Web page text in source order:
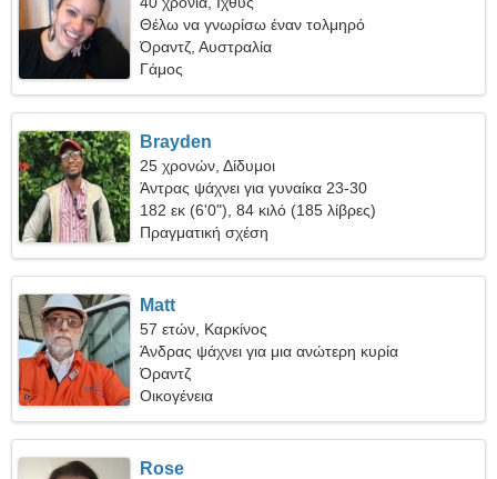
Θέλω να γνωρίσω έναν τολμηρό
Όραντζ, Αυστραλία
Γάμος
Brayden
25 χρονών, Δίδυμοι
Άντρας ψάχνει για γυναίκα 23-30
182 εκ (6'0"), 84 κιλό (185 λίβρες)
Πραγματική σχέση
Matt
57 ετών, Καρκίνος
Άνδρας ψάχνει για μια ανώτερη κυρία
Όραντζ
Οικογένεια
Rose